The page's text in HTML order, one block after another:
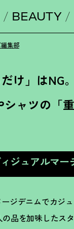
BEAUTY
集部
だけ」は
シャツの「
ィジュアルマ
ージデニムでカジ
品を加味したス